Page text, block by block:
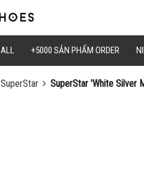
ALL +5000 SẢN PHẨM ORDER
SuperStar SuperStar 'White Silver
Mã Giảm
Chọn